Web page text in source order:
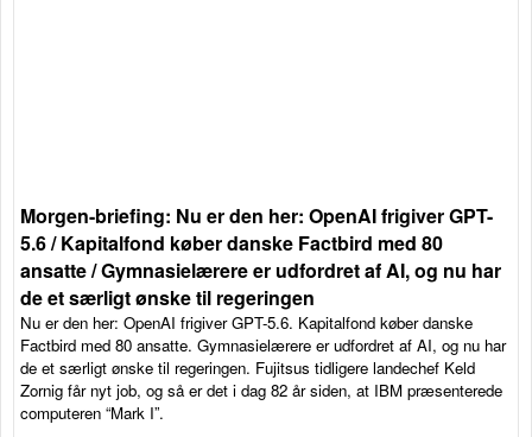
Morgen-briefing: Nu er den her: OpenAI frigiver GPT-
5.6 / Kapitalfond køber danske Factbird med 80
ansatte / Gymnasielærere er udfordret af AI, og nu har
de et særligt ønske til regeringen
Nu er den her: OpenAI frigiver GPT-5.6. Kapitalfond køber danske
Factbird med 80 ansatte. Gymnasielærere er udfordret af AI, og nu har
de et særligt ønske til regeringen. Fujitsus tidligere landechef Keld
Zornig får nyt job, og så er det i dag 82 år siden, at IBM præsenterede
computeren “Mark I”.